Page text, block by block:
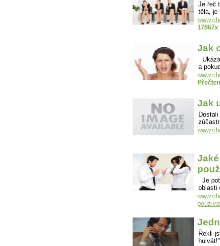
Je řeč
těla, je
17867x
Jak
a
Jak
Je
oblasti
Řekli